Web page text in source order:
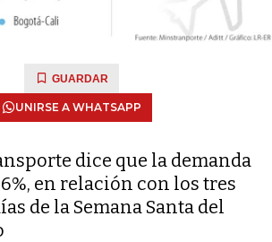
GUARDAR
UNIRSE A WHATSAPP
dice que la demanda
en relación con los tres
de la Semana Santa del